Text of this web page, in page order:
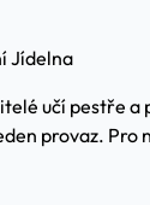
Jídelna
učí pestře
provaz.